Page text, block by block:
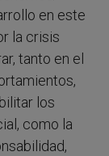
en este
la crisis
tanto en el
los
como la